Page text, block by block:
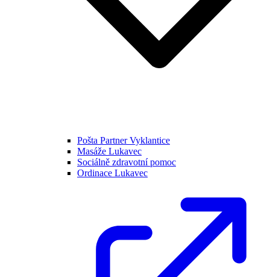
Pošta Partner Vyklantice
Masáže Lukavec
Sociálně zdravotní pomoc
Ordinace Lukavec